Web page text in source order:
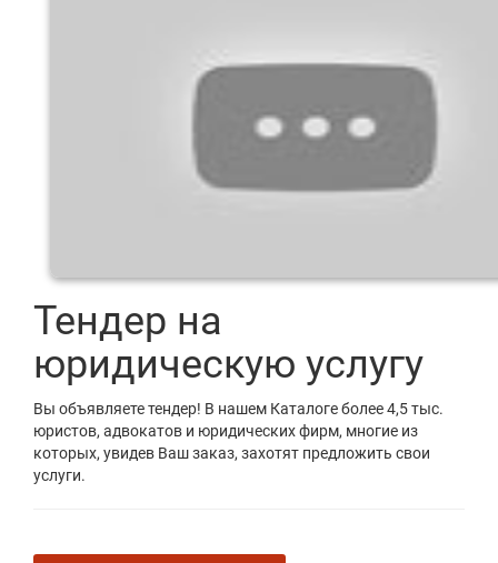
Тендер на
юридическую услугу
Вы объявляете тендер! В нашем Каталоге более 4,5 тыс.
юристов, адвокатов и юридических фирм, многие из
которых, увидев Ваш заказ, захотят предложить свои
услуги.